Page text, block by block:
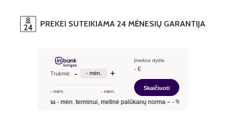
PREKEI SUTEIKIAMA 24 MĖNESIŲ GARANTIJA